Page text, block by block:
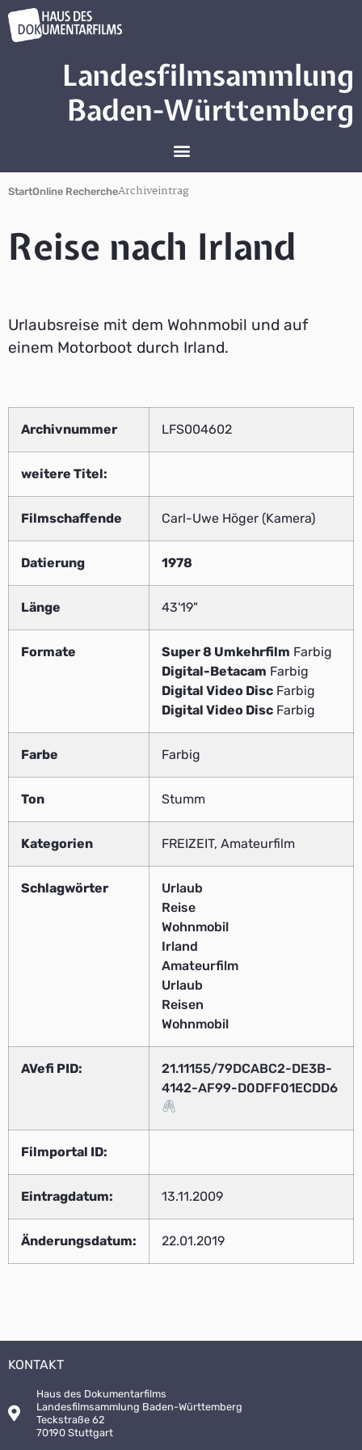
Landesfilmsammlung
Baden-Württemberg
StartOnline RechercheArchiveintrag
Reise nach Irland
Urlaubsreise mit dem Wohnmobil und auf
einem Motorboot durch Irland.
Archivnummer LFS004602
weitere Titel:
Filmschaffende Carl-Uwe Höger (Kamera)
Datierung 1978
Länge 43'19"
Formate Super 8 Umkehrfilm Farbig
Digital-Betacam Farbig
Digital Video Disc Farbig
Digital Video Disc Farbig
Farbe Farbig
Ton Stumm
Kategorien FREIZEIT, Amateurfilm
Schlagwörter
Urlaub
Reise
Wohnmobil
Irland
Amateurfilm
Urlaub
Reisen
Wohnmobil
AVefi PID:
21.11155/79DCABC2-DE3B-
4142-AF99-D0DFF01ECDD6
Filmportal ID:
Eintragdatum: 13.11.2009
Änderungsdatum: 22.01.2019
KONTAKT
Haus des Dokumentarfilms
Landesfilmsammlung Baden-Württemberg
Teckstraße 62
70190 Stuttgart